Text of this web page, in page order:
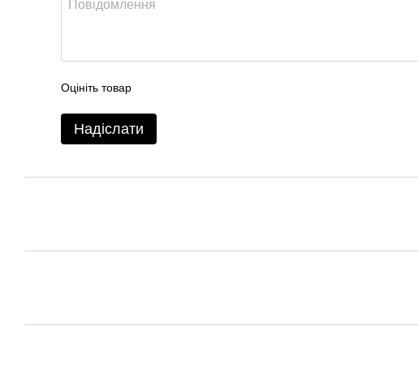
Оцініть товар
Надіслати